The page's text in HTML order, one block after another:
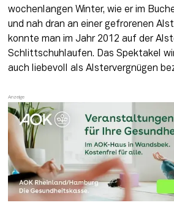
wochenlangen Winter, wie er im
und nah dran an einer gefrorenen
konnte man im Jahr 2012 auf der
Schlittschuhlaufen. Das Spektakel
auch liebevoll als Alstervergnügen